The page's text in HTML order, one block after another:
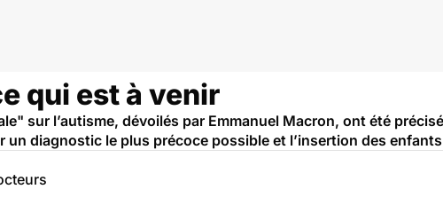
qui est à venir
sur l’autisme, dévoilés par Emmanuel Macron, ont été
un diagnostic le plus précoce possible et l’insertion des